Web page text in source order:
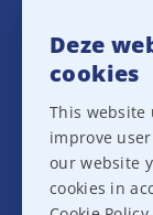
Deze
cookies
This website
improve
our website
cookies in